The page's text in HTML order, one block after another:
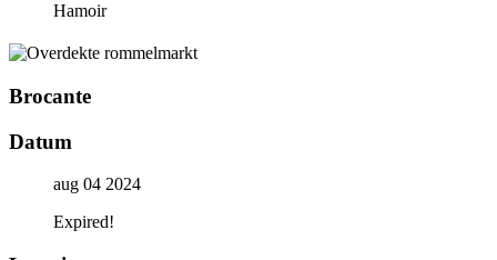
Hamoir
Brocante
Datum
aug 04 2024
Expired!